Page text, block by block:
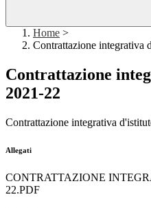
Home >
Contrattazione integrativa
Contrattazione
2021-22
Contrattazione integrativa
Allegati
CONTRATTAZIONE
22.PDF